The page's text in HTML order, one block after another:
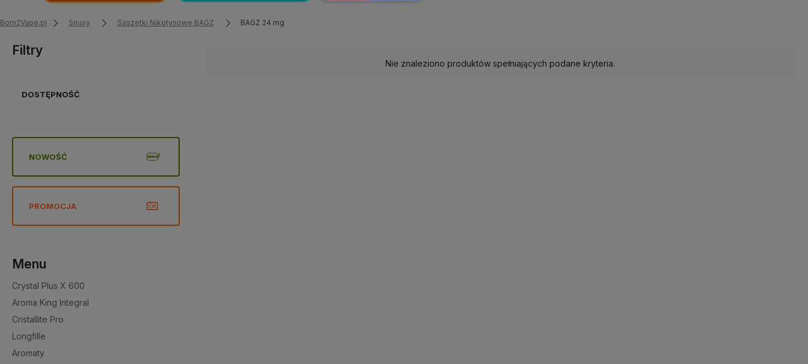
Born2Vape.pl Snusy Saszetki Nikotynowe BAGZ BAGZ 24 mg
Filtry
DOSTĘPNOŚĆ
NOWOŚĆ
PROMOCJA
Menu
Crystal Plus X 600
Aroma King Integral
Cristallite Pro
Longfille
Aromaty
Nie znaleziono produktów spełniających podane kryteria.